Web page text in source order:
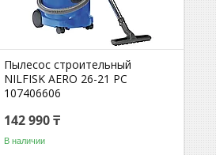
Пылесос строительный
NILFISK AERO 26-21 PC
107406606
142 990 ₸
В наличии